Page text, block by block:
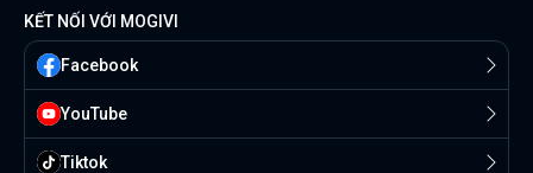
KẾT NỐI VỚI MOGIVI
Facebook
YouTube
Tiktok